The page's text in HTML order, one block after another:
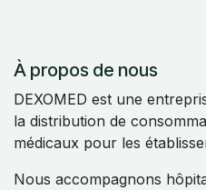
À propos de nous
DEXOMED est une
la distribution de
médicaux pour les
Nous accompagnons